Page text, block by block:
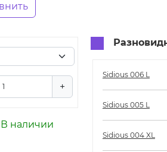
+
В наличии
Sidious 006 L
Sidious 005 L
Sidious 004 XL